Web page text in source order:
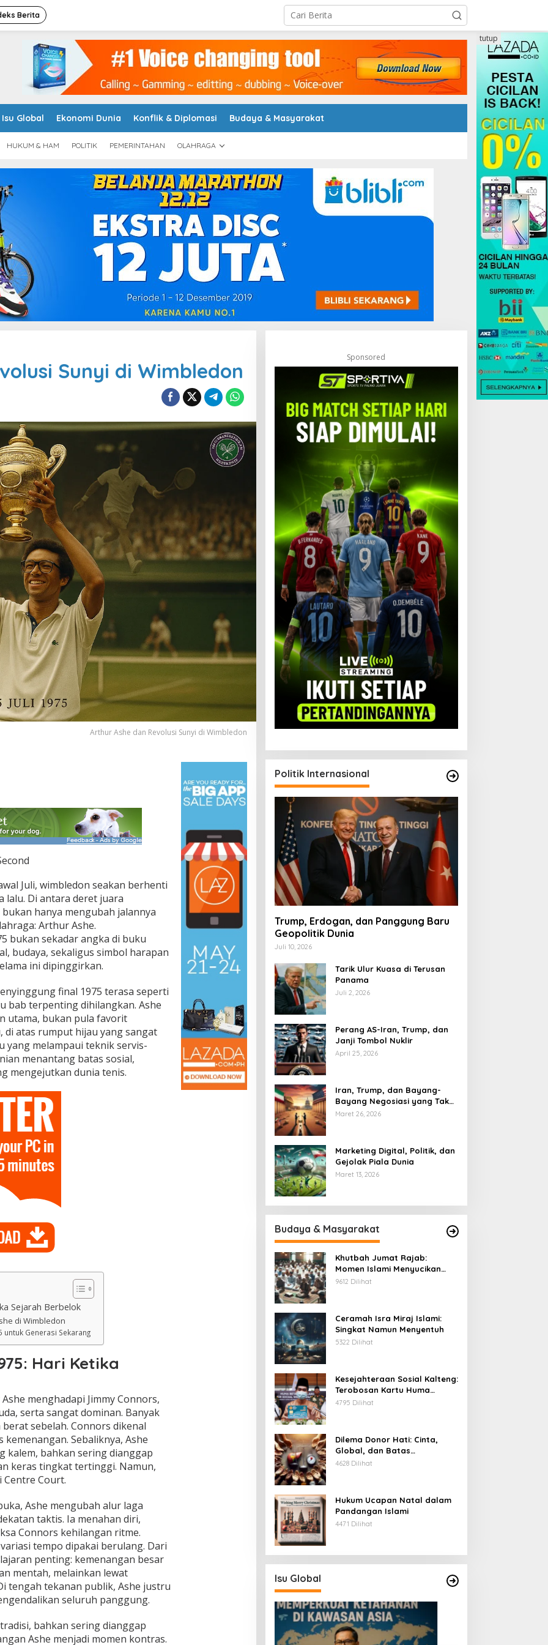
Berita
Isu Global Ekonomi Dunia Konflik & Diplomasi Budaya & Masyarakat
HUKUM & HAM POLITIK PEMERINTAHAN OLAHRAGA
tutup
Sunyi di Wimbledon
Arthur Ashe dan Revolusi Sunyi di Wimbledon
Juli, wimbledon seakan berhenti
lalu. Di antara deret juara
hanya mengubah jalannya
Arthur Ashe.
bukan sekadar angka di buku
budaya, sekaligus simbol harapan
ini dipinggirkan.
final 1975 terasa seperti
bab terpenting dihilangkan. Ashe
utama, bukan pula favorit
atas rumput hijau yang sangat
yang melampaui teknik servis-
menantang batas sosial,
mengejutkan dunia tenis.
Sejarah Berbelok
di Wimbledon
untuk Generasi Sekarang
Hari Ketika
menghadapi Jimmy Connors,
serta sangat dominan. Banyak
sebelah. Connors dikenal
Sebaliknya, Ashe
kalem, bahkan sering dianggap
keras tingkat tertinggi. Namun,
Court.
Ashe mengubah alur laga
taktis. Ia menahan diri,
Connors kehilangan ritme.
tempo dipakai berulang. Dari
penting: kemenangan besar
mentah, melainkan lewat
tengah tekanan publik, Ashe justru
seluruh panggung.
bahkan sering dianggap
Ashe menjadi momen kontras.
Sponsored
Politik Internasional
Trump, Erdogan, dan Panggung Baru
Geopolitik Dunia
Juli 10, 2026
Tarik Ulur Kuasa di Terusan
Panama
Juli 2, 2026
Perang AS-Iran, Trump, dan
Janji Tombol Nuklir
April 25, 2026
Iran, Trump, dan Bayang-
Bayang Negosiasi yang Tak
Pernah Usai
Maret 26, 2026
Marketing Digital, Politik, dan
Gejolak Piala Dunia
Maret 13, 2026
Budaya & Masyarakat
Khutbah Jumat Rajab:
Momen Islami Menyucikan
Hati
9612 Dilihat
Ceramah Isra Miraj Islami:
Singkat Namun Menyentuh
5322 Dilihat
Kesejahteraan Sosial Kalteng:
Terobosan Kartu Huma
Betang
4795 Dilihat
Dilema Donor Hati: Cinta,
Global, dan Batas
Pengorbanan
4628 Dilihat
Hukum Ucapan Natal dalam
Pandangan Islami
4471 Dilihat
Isu Global